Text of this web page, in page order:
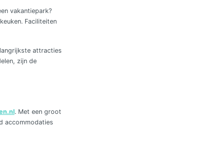
vakantiepark?
Faciliteiten
attracties
zijn de
. Met een groot
accommodaties